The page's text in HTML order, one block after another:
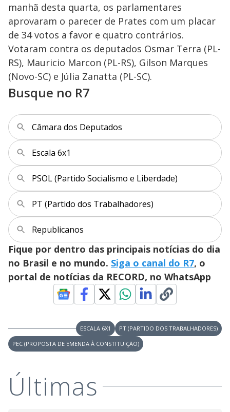
manhã desta quarta, os parlamentares
aprovaram o parecer de Prates com um placar
de 34 votos a favor e quatro contrários.
Votaram contra os deputados Osmar Terra (PL-
RS), Mauricio Marcon (PL-RS), Gilson Marques
(Novo-SC) e Júlia Zanatta (PL-SC).
Busque no R7
Câmara dos Deputados
Escala 6x1
PSOL (Partido Socialismo e Liberdade)
PT (Partido dos Trabalhadores)
Republicanos
Fique por dentro das principais notícias do dia
no Brasil e no mundo. Siga o canal do R7, o
portal de notícias da RECORD, no WhatsApp
ESCALA 6X1
PT (PARTIDO DOS TRABALHADORES)
PEC (PROPOSTA DE EMENDA À CONSTITUIÇÃO)
Últimas